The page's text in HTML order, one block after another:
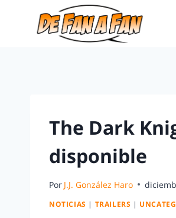
The Dark
disponible
Por J.J. González Haro
NOTICIAS | TRAILERS |